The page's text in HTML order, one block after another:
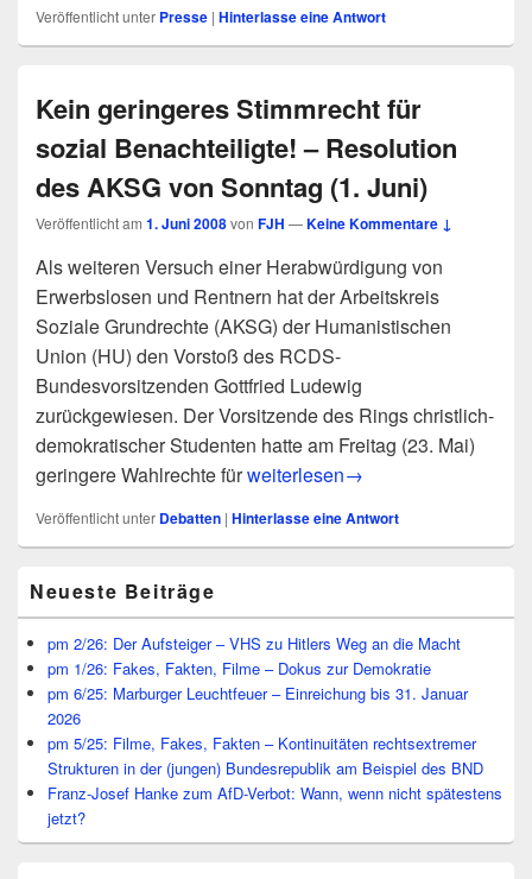
Veröffentlicht unter Presse | Hinterlasse eine Antwort
Kein geringeres Stimmrecht für
sozial Benachteiligte! – Resolution
des AKSG von Sonntag (1. Juni)
Veröffentlicht am 1. Juni 2008von FJH —Keine Kommentare ↓
Als weiteren Versuch einer Herabwürdigung von
Erwerbslosen und Rentnern hat der Arbeitskreis
Soziale Grundrechte (AKSG) der Humanistischen
Union (HU) den Vorstoß des RCDS-
Bundesvorsitzenden Gottfried Ludewig
zurückgewiesen. Der Vorsitzende des Rings christlich-
demokratischer Studenten hatte am Freitag (23. Mai)
geringere Wahlrechte fürKein geringeres Stimmrecht für
weiterlesen→
Veröffentlicht unter Debatten | Hinterlasse eine Antwort
Seitenleisten
Widget-
Bereich
Neueste Beiträge
pm 2/26: Der Aufsteiger – VHS zu Hitlers Weg an die Macht
pm 1/26: Fakes, Fakten, Filme – Dokus zur Demokratie
pm 6/25: Marburger Leuchtfeuer – Einreichung bis 31. Januar
2026
pm 5/25: Filme, Fakes, Fakten – Kontinuitäten rechtsextremer
Strukturen in der (jungen) Bundesrepublik am Beispiel des BND
Franz-Josef Hanke zum AfD-Verbot: Wann, wenn nicht spätestens
jetzt?